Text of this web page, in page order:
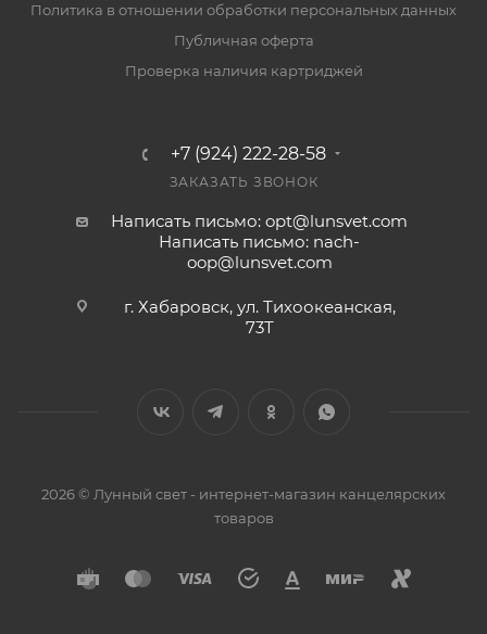
Политика в отношении обработки персональных данных
Публичная оферта
Проверка наличия картриджей
+7 (924) 222-28-58
ЗАКАЗАТЬ ЗВОНОК
Написать письмо: opt@lunsvet.com
Написать письмо: nach-
oop@lunsvet.com
г. Хабаровск, ул. Тихоокеанская,
73Т
2026 © Лунный свет - интернет-магазин канцелярских
товаров